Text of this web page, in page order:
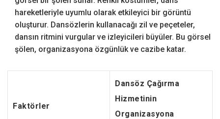
hareketleriyle uyumlu olarak etkileyici bir görüntü
oluşturur. Dansözlerin kullanacağı zil ve peçeteler,
dansın ritmini vurgular ve izleyicileri büyüler. Bu görsel
şölen, organizasyona özgünlük ve cazibe katar.
Faktörler
Dansöz Çağırma
Hizmetinin
Organizasyona